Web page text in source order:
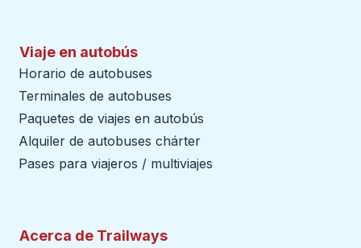
Viaje en autobús
Horario de autobuses
Terminales de autobuses
Paquetes de viajes en autobús
Alquiler de autobuses chárter
Pases para viajeros / multiviajes
Acerca de Trailways